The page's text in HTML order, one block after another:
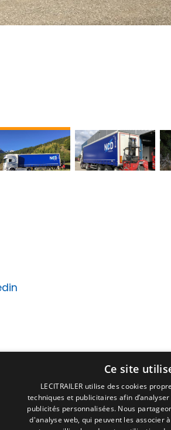
Ce site
LECITRAILER utilise des cookies
techniques et publicitaires afin
publicités personnalisées. Nous
d'analyse web, qui peuvent les associer